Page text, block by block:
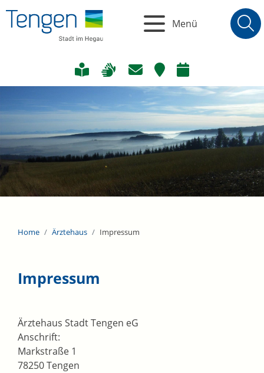
Menü
Home Ärztehaus Impressum
Impressum
Ärztehaus Stadt Tengen eG
Anschrift:
Markstraße 1
78250 Tengen